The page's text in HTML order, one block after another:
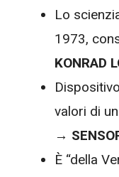
Lo
1973,
KONRAD
valori di
→
È “della